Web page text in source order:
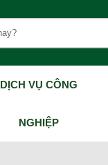
DỊCH VỤ CÔNG
NGHIỆP